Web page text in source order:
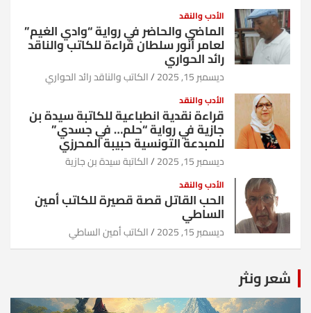
الأدب والنقد
الماضي والحاضر في رواية “وادي الغيم”
لعامر أنور سلطان قراءة للكاتب والناقد
رائد الحواري
ديسمبر 15, 2025 الكاتب والناقد رائد الحواري
الأدب والنقد
قراءة نقدية انطباعية للكاتبة سيدة بن
جازية في رواية “حلم… في جسدي”
للمبدعة التونسية حبيبة المحرزي
ديسمبر 15, 2025 الكاتبة سيدة بن جازية
الأدب والنقد
الحب القاتل قصة قصيرة للكاتب أمين
الساطي
ديسمبر 15, 2025 الكاتب أمين الساطي
شعر ونثر